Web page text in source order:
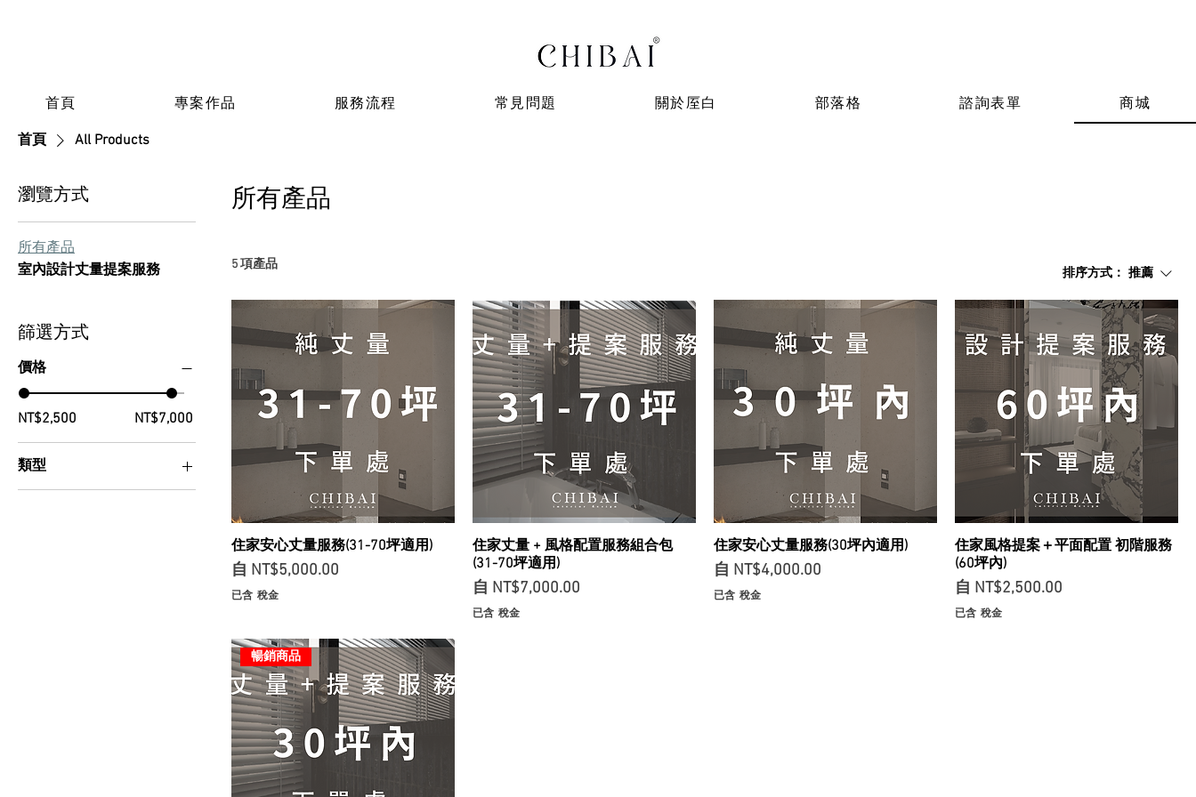
首頁 專案作品 服務流程 常見問題 關於厔白 部落格 諮詢表單 商城
首頁 All Products
瀏覽方式
所有產品
室內設計丈量提案服務
篩選方式
價格
NT$2,500 NT$7,000
類型
30坪以上
所有產品
5 項產品
排序方式： 推薦
住家安心丈量服務(31-70坪適用)
自 NT$5,000.00
促銷價格
已含 稅金
住家丈量 + 風格配置服務組合包
(31-70坪適用)
自 NT$7,000.00
促銷價格
已含 稅金
住家安心丈量服務(30坪內適用)
自 NT$4,000.00
促銷價格
已含 稅金
住家風格提案＋平面配置 初階服務
(60坪內)
自 NT$2,500.00
促銷價格
已含 稅金
暢銷商品